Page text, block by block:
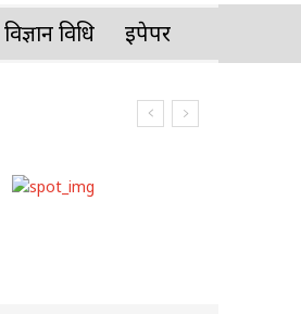
विज्ञान प्रविधि इपेपर